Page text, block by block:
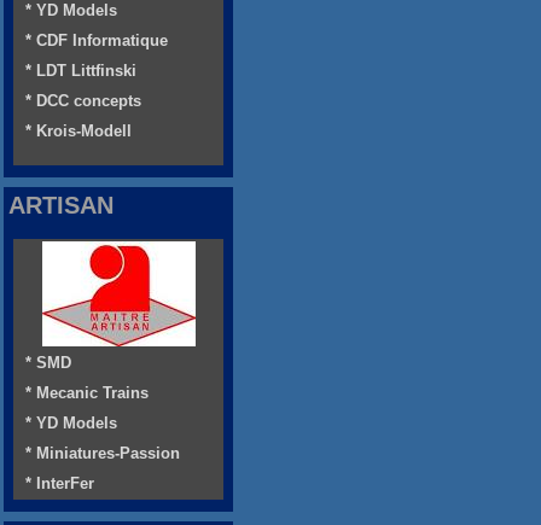
* YD Models
* CDF Informatique
* LDT Littfinski
* DCC concepts
* Krois-Modell
ARTISAN
* SMD
* Mecanic Trains
* YD Models
* Miniatures-Passion
* InterFer